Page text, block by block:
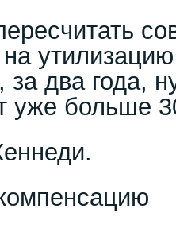
на
за два года,
уже больше